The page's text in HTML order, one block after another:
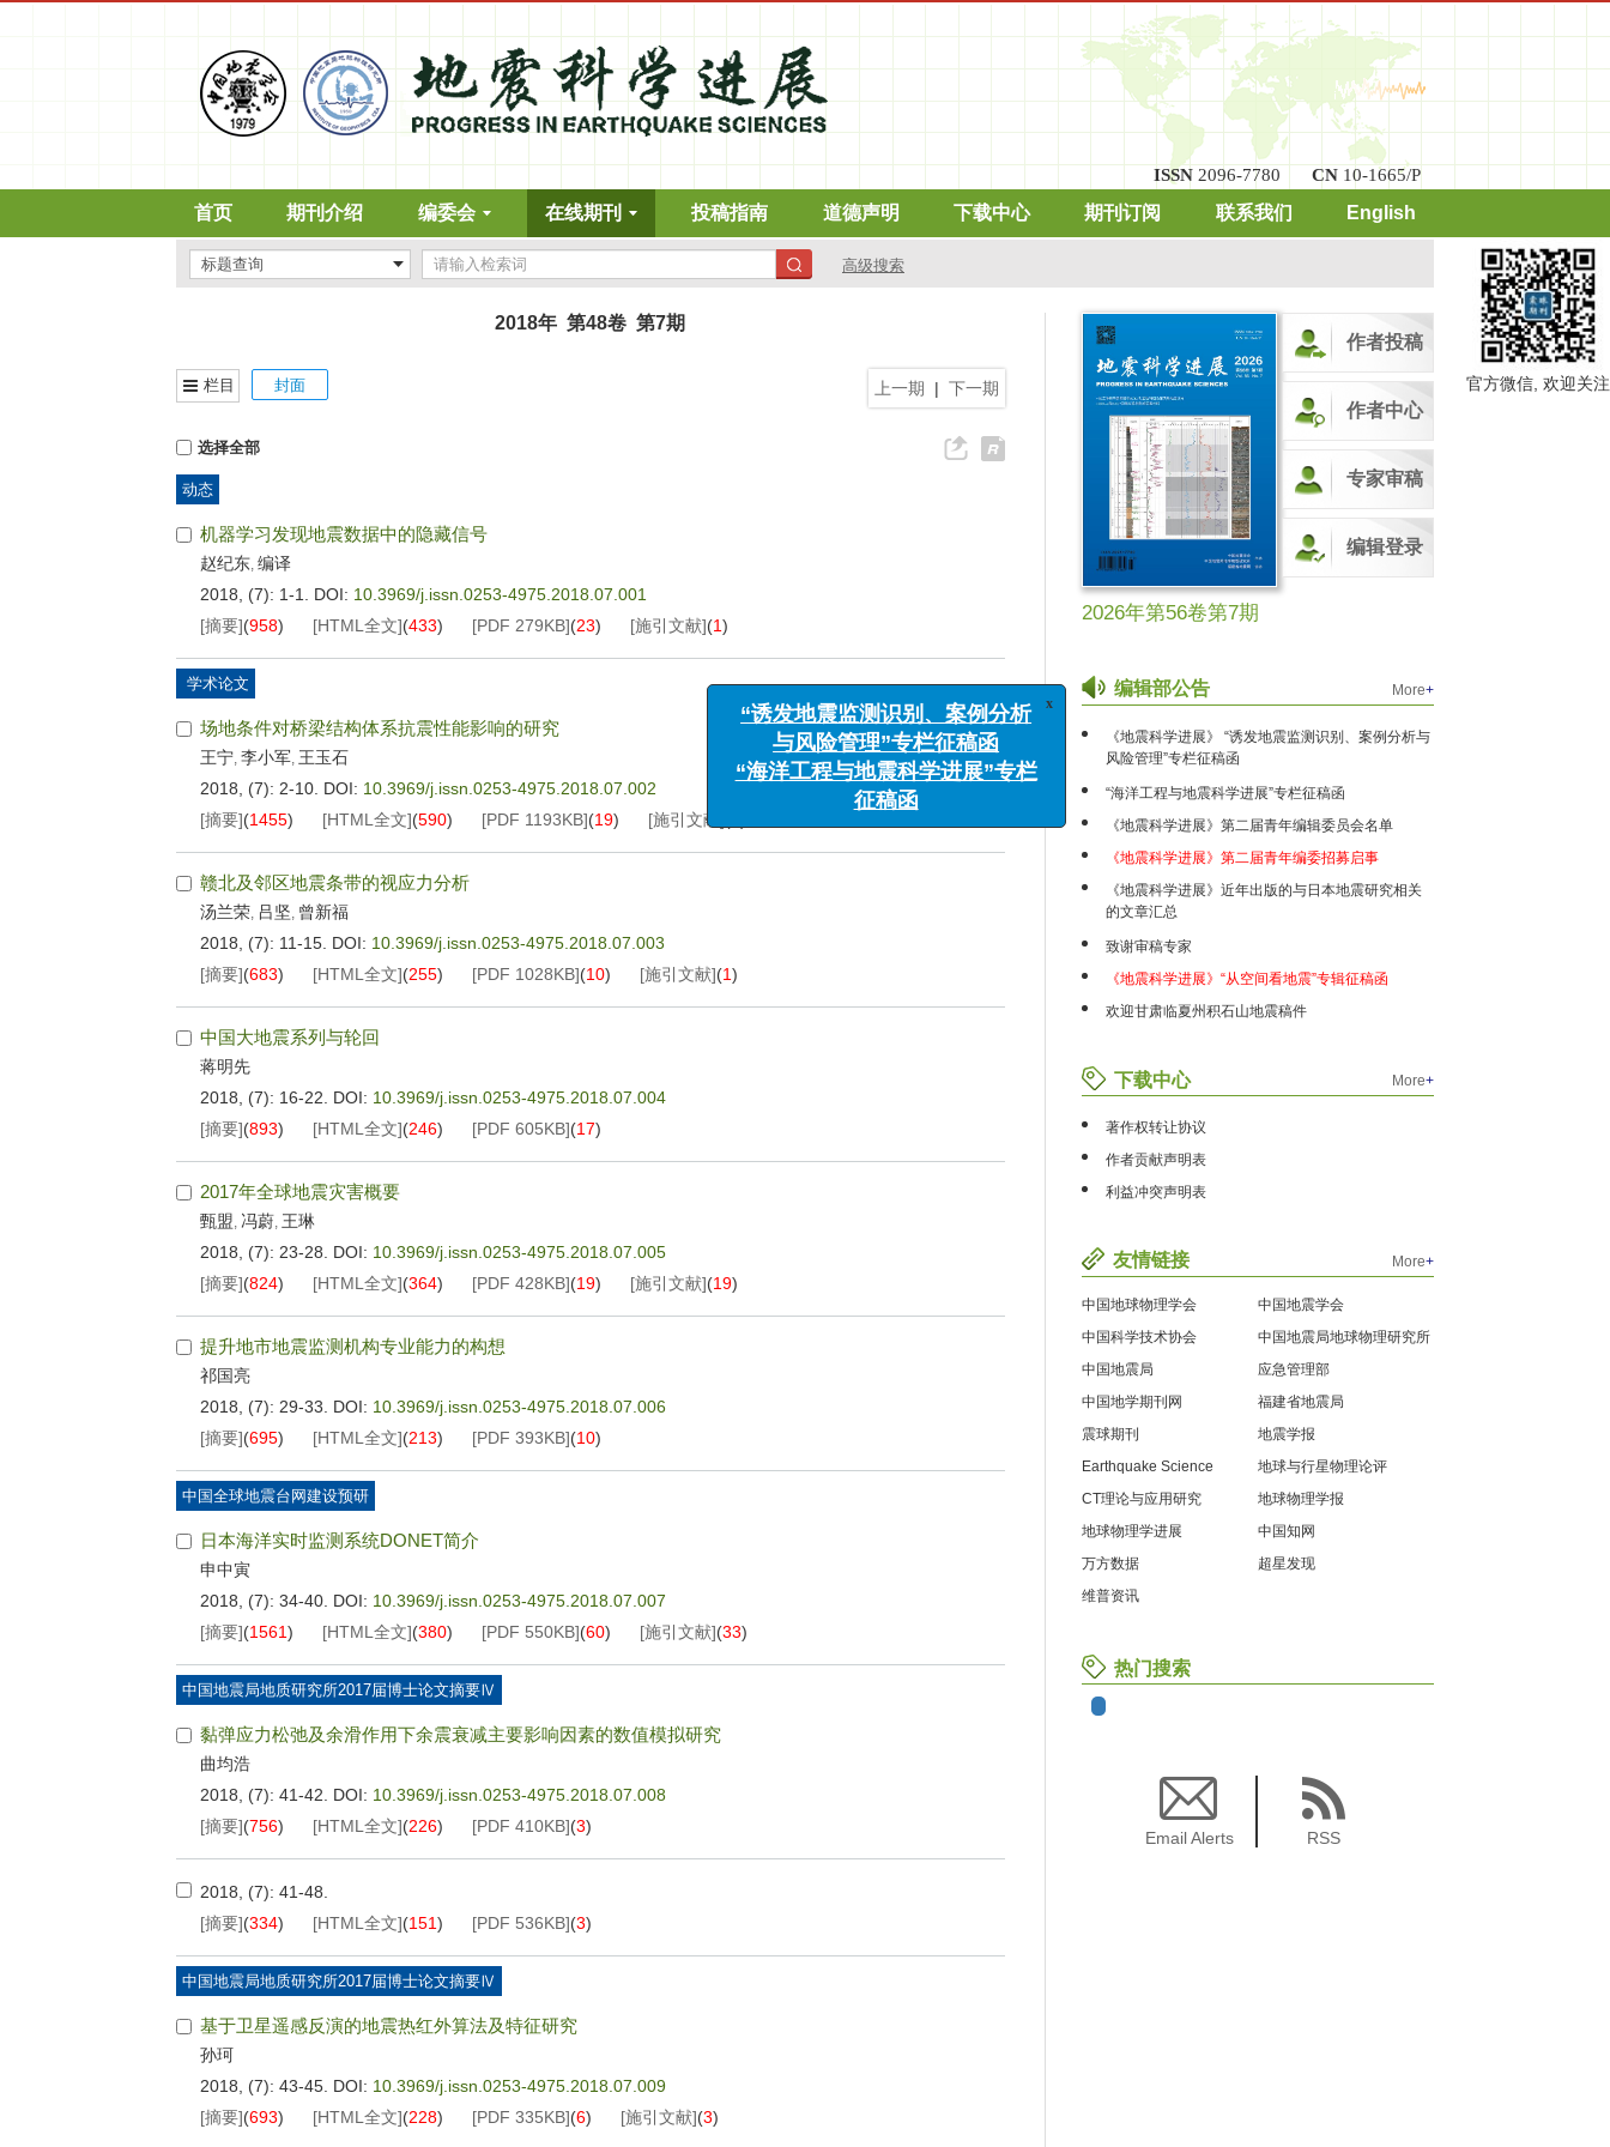
ISSN 2096-7780 CN 10-1665/P
首页 期刊介绍 编委会 在线期刊 投稿指南 道德声明 下载中心 期刊订阅 联系我们 English
高级搜索
2018年 第48卷 第7期
上一期 | 下一期
栏目 封面
选择全部
动态
机器学习发现地震数据中的隐藏信号
赵纪东, 编译
2018, (7): 1-1.
DOI: 10.3969/j.issn.0253-4975.2018.07.001
[摘要](958) [HTML全文](433) [PDF 279KB](23) [施引文献](1)
学术论文
场地条件对桥梁结构体系抗震性能影响的研究
王宁, 李小军, 王玉石
2018, (7): 2-10. DOI: 10.3969/j.issn.0253-4975.2018.07.002
[摘要](1455) [HTML全文](590) [PDF 1193KB](19) [施引文献]
赣北及邻区地震条带的视应力分析
汤兰荣, 吕坚, 曾新福
2018, (7): 11-15. DOI: 10.3969/j.issn.0253-4975.2018.07.003
[摘要](683) [HTML全文](255) [PDF 1028KB](10) [施引文献](1)
中国大地震系列与轮回
蒋明先
2018, (7): 16-22.
DOI: 10.3969/j.issn.0253-4975.2018.07.004
[摘要](893) [HTML全文](246) [PDF 605KB](17)
2017年全球地震灾害概要
甄盟, 冯蔚, 王琳
2018, (7): 23-28.
DOI: 10.3969/j.issn.0253-4975.2018.07.005
[摘要](824) [HTML全文](364) [PDF 428KB](19) [施引文献](19)
提升地市地震监测机构专业能力的构想
祁国亮
2018, (7): 29-33.
DOI: 10.3969/j.issn.0253-4975.2018.07.006
[摘要](695) [HTML全文](213) [PDF 393KB](10)
中国全球地震台网建设预研
日本海洋实时监测系统DONET简介
申中寅
2018, (7): 34-40. DOI: 10.3969/j.issn.0253-4975.2018.07.007
[摘要](1561) [HTML全文](380) [PDF 550KB](60) [施引文献](33)
中国地震局地质研究所2017届博士论文摘要Ⅳ
黏弹应力松弛及余滑作用下余震衰减主要影响因素的数值模拟研究
曲均浩
2018, (7): 41-42.
DOI: 10.3969/j.issn.0253-4975.2018.07.008
[摘要](756) [HTML全文](226) [PDF 410KB](3)
2018, (7): 41-48.
[摘要](334) [HTML全文](151) [PDF 536KB](3)
中国地震局地质研究所2017届博士论文摘要Ⅳ
基于卫星遥感反演的地震热红外算法及特征研究
孙珂
2018, (7): 43-45. DOI: 10.3969/j.issn.0253-4975.2018.07.009
[摘要](693) [HTML全文](228) [PDF 335KB](6) [施引文献](3)
作者投稿
作者中心
专家审稿
编辑登录
2026年第56卷第7期
编辑部公告 More+
《地震科学进展》 “诱发地震监测识别、案例分析与
风险管理”专栏征稿函
“海洋工程与地震科学进展”专栏征稿函
《地震科学进展》第二届青年编辑委员会名单
《地震科学进展》第二届青年编委招募启事
《地震科学进展》近年出版的与日本地震研究相关
的文章汇总
致谢审稿专家
《地震科学进展》“从空间看地震”专辑征稿函
欢迎甘肃临夏州积石山地震稿件
下载中心 More+
著作权转让协议
作者贡献声明表
利益冲突声明表
友情链接 More+
中国地球物理学会
中国地震学会
中国科学技术协会
中国地震局地球物理研究所
中国地震局
应急管理部
中国地学期刊网
福建省地震局
震球期刊
地震学报
Earthquake Science
地球与行星物理论评
CT理论与应用研究
地球物理学报
地球物理学进展
中国知网
万方数据
超星发现
维普资讯
热门搜索
Email Alerts RSS
官方微信, 欢迎关注
与风险管理”专栏征稿函
“海洋工程与地震科学进展”专栏
征稿函